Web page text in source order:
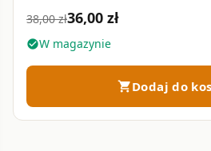
podrażnioną — w tym w przebiegu
AZS • 100 ml
38,00 zł36,00 zł
check_circleW magazynie
shopping_cartDodaj do